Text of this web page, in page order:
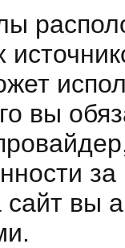
вы
сайт вы